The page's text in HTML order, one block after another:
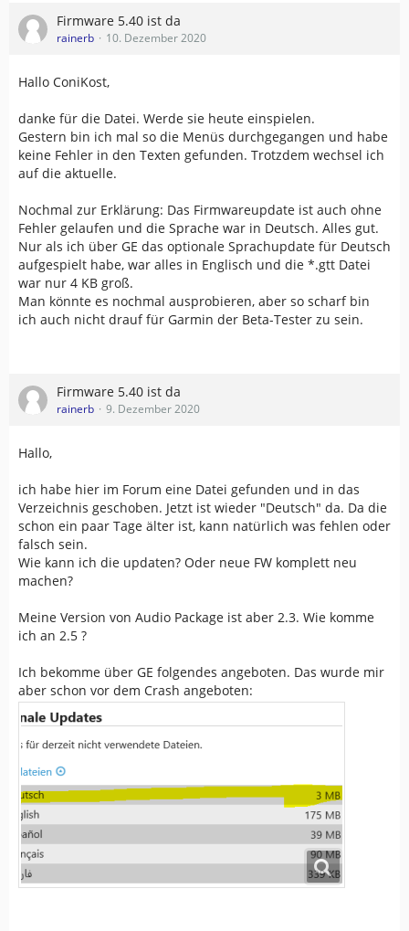
Firmware 5.40 ist da
rainerb 10. Dezember 2020
Hallo ConiKost,
danke für die Datei. Werde sie heute einspielen.
Gestern bin ich mal so die Menüs durchgegangen und habe
keine Fehler in den Texten gefunden. Trotzdem wechsel ich
auf die aktuelle.
Nochmal zur Erklärung: Das Firmwareupdate ist auch ohne
Fehler gelaufen und die Sprache war in Deutsch. Alles gut.
Nur als ich über GE das optionale Sprachupdate für Deutsch
aufgespielt habe, war alles in Englisch und die *.gtt Datei
war nur 4 KB groß.
Man könnte es nochmal ausprobieren, aber so scharf bin
ich auch nicht drauf für Garmin der Beta-Tester zu sein.
Firmware 5.40 ist da
rainerb 9. Dezember 2020
Hallo,
ich habe hier im Forum eine Datei gefunden und in das
Verzeichnis geschoben. Jetzt ist wieder "Deutsch" da. Da die
schon ein paar Tage älter ist, kann natürlich was fehlen oder
falsch sein.
Wie kann ich die updaten? Oder neue FW komplett neu
machen?
Meine Version von Audio Package ist aber 2.3. Wie komme
ich an 2.5 ?
Ich bekomme über GE folgendes angeboten. Das wurde mir
aber schon vor dem Crash angeboten: